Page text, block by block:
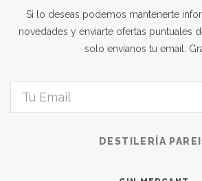
Si lo deseas podemos mantenerte
novedades y enviarte ofertas puntuales
solo envíanos tu email.
DESTILERÍA